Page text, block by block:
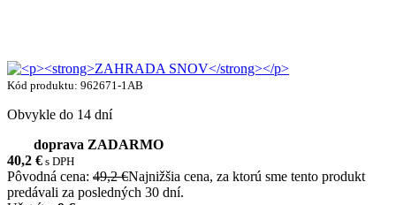
Kód produktu: 962671-1AB
Obvykle do 14 dní
doprava ZADARMO
40,2 € s DPH
Pôvodná cena: 49,2 €Najnižšia cena, za ktorú sme tento produkt
predávali za posledných 30 dní.